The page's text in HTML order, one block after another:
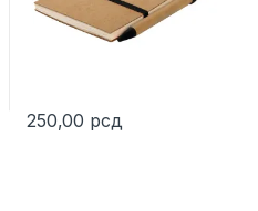
The options may be chosen
250,00 рсд
This product has multiple